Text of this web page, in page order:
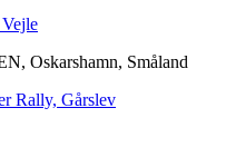
Oskarshamn, Småland
Rally, Gårslev